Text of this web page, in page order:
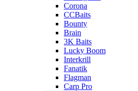
Corona
CCBaits
Bounty
Brain
3K Baits
Lucky Boom
Interkrill
Fanatik
Flagman
Carp Pro